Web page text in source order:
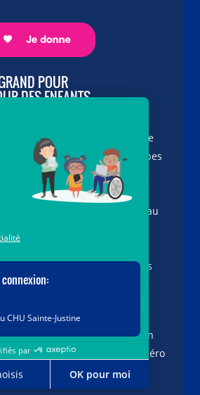
POUR
DES ENFANTS
cœur de la campagne majeure
nous conduisons les équipes
vers les opportunités de la
et des nouvelles technologies
chaque enfant, où qu’il soit au
Ensemble, unissons nos forces
avenir.
voir grand avec nous.
également faire votre don
ou par téléphone au numéro
1-888-235-DONS (3667)